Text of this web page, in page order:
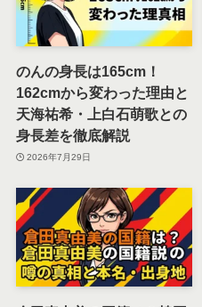
のんの身長は165cm！
162cmから変わった理由と
天海祐希・上白石萌歌との
身長差を徹底解説
2026年7月29日